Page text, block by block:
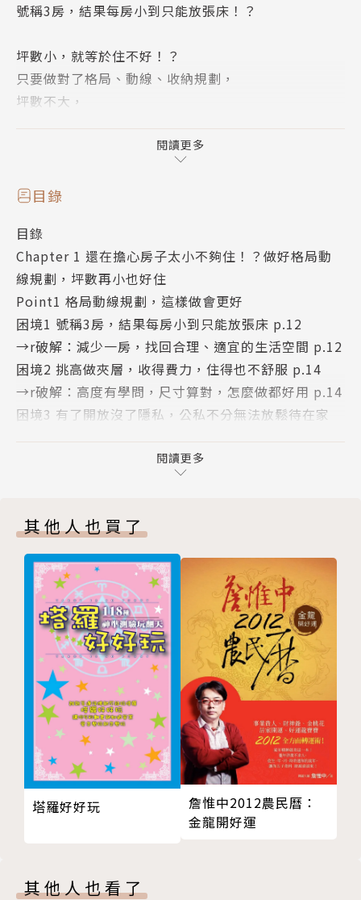
號稱3房，結果每房小到只能放張床！？
坪數小，就等於住不好！？
只要做對了格局、動線、收納規劃，
坪數不大，
本書針對小坪數居家空間，歸納出一般最常見的困境，
念，並藉由提出實例破解手法，讓讀者可以實際學習、
對各種不同屋型，該如何好思考空間的規劃與安排，並
附上平面圖與實際圖片輔助，搭配詳細的圖解與說明，
讓你不只看得懂，也能一學就會！
250個小坪數設計idea
整理出250個空間規劃idea，藉由實際圖片輔助說明，
不只提供設計靈感，更讓讀者輕鬆學會自己打造理想中
的舒適小宅。
解析40個小坪數實際案例，利用平面圖全方位透視小
小坪數常見困境全破解
整理歸納出小坪數居家最常見的12種困境，利用基礎
原則說明，給予讀者全新的小空間設計概念，並提供破
解手法運用技巧。
閱讀更多
目錄
目錄
Chapter 1 還在擔心房子太小不夠住！？做好格局動
線規劃，坪數再小也好住
Point1 格局動線規劃，這樣做會更好
困境1 號稱3房，結果每房小到只能放張床 p.12
→r破解：減少一房，找回合理、適宜的生活空間 p.12
困境2 挑高做夾層，收得費力，住得也不舒服 p.14
→r破解：高度有學問，尺寸算對，怎麼做都好用 p.14
困境3 有了開放沒了隱私，公私不分無法放鬆待在家
→r破解：設計靈活的彈性隔間，保有隱私，親密時光
→r破解：製造互動據點，打造家人自然聊天聚集的場
域 p.18
困境5 坪數明明就不大，做起家事一樣費時又費力 p.2
→r破解：從煮菜到洗衣，動線對了，效率提高力氣省
半 p.20
Point2 Case study
Case study01 主臥空間1+1，靈活隔間就近照顧小朋
友好輕鬆 p.22
Case study02 打開入口牆面展開空間視野，以材質語
彙描繪空間層次魅力 p.26
Case study03 神奇45度設計放大空間，大膽配色營造
後現代風格 p.30
Case study04 減法設計也能讓狹長老屋展現個性 p.3
格局的不完美 p.38
閱讀更多
其他人也買了
塔羅好好玩
詹惟中2012農民曆：
金龍開好運
其他人也看了